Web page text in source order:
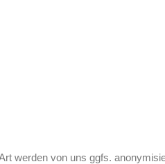
werden von uns ggfs.